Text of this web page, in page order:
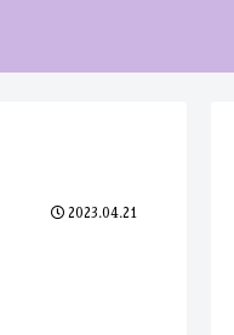
2023.04.21